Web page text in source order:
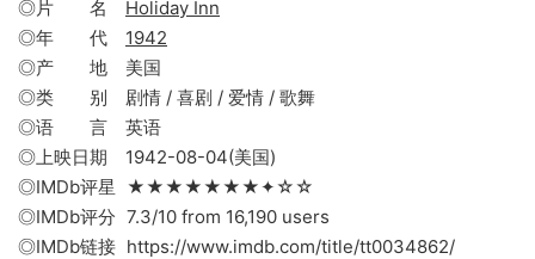
◎片 名 Holiday Inn
◎年 代 1942
◎产 地 美国
◎类 别 剧情 / 喜剧 / 爱情 / 歌舞
◎语 言 英语
◎上映日期 1942-08-04(美国)
◎IMDb评星 ★★★★★★★✦☆☆
◎IMDb评分 7.3/10 from 16,190 users
◎IMDb链接 https://www.imdb.com/title/tt0034862/